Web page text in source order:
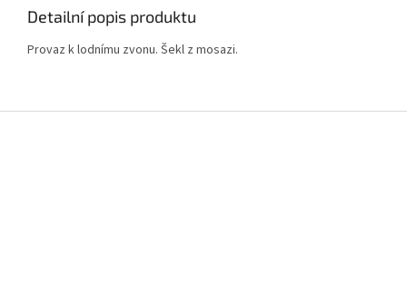
Detailní popis produktu
Provaz k lodnímu zvonu. Šekl z mosazi.